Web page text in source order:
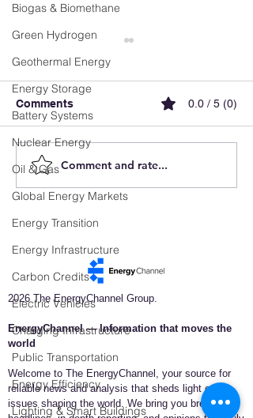
Biogas & Biomethane
Green Hydrogen
Geothermal Energy
Energy Storage
Battery Systems
Nuclear Energy
Oil & Gas
Global Energy Markets
Energy Transition
Energy Infrastructure
Carbon Credits
Electric Vehicles
Charging Infrastructure
Public Transportation
Energy Efficiency
Lighting & Smart Buildings
Luxembourg
Accelerates E-Mobility
and Reveals the Future
of Intelligent Charging
Infrastructure
Comments 0.0 / 5 (0)
Comment and rate...
2026 The EnergyChannel Group.
EnergyChannel — Information that moves the
world​
Welcome to The EnergyChannel, your source for
reliable news and analysis that sheds light on the
issues shaping the world. We bring you breaking